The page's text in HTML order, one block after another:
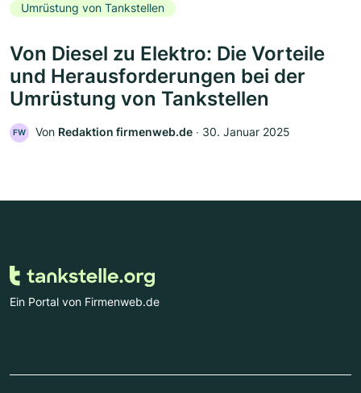
Umrüstung von Tankstellen
Von Diesel zu Elektro: Die Vorteile
und Herausforderungen bei der
Umrüstung von Tankstellen
FW Von Redaktion firmenweb.de ‧ 30. Januar 2025
Ein Portal von Firmenweb.de